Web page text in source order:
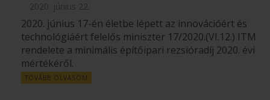
2020. június 22.
2020. június 17-én életbe lépett az innovációért és
technológiáért felelős miniszter 17/2020.(VI.12.) ITM
rendelete a minimális építőipari rezsióradíj 2020. évi
mértékéről.
TOVÁBB OLVASOM